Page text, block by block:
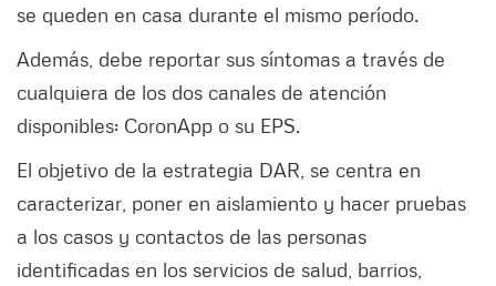
se queden en casa durante el mismo período.
Además, debe reportar sus síntomas a través de
cualquiera de los dos canales de atención
disponibles: CoronApp o su EPS.
El objetivo de la estrategia DAR, se centra en
caracterizar, poner en aislamiento y hacer pruebas
a los casos y contactos de las personas
identificadas en los servicios de salud, barrios,